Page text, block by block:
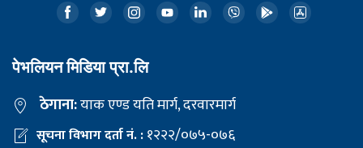
पेभलियन मिडिया प्रा.लि
ठेगाना:याक एण्ड यति मार्ग, दरवारमार्ग
सूचना विभाग दर्ता नं. :१२२२/०७५-०७६